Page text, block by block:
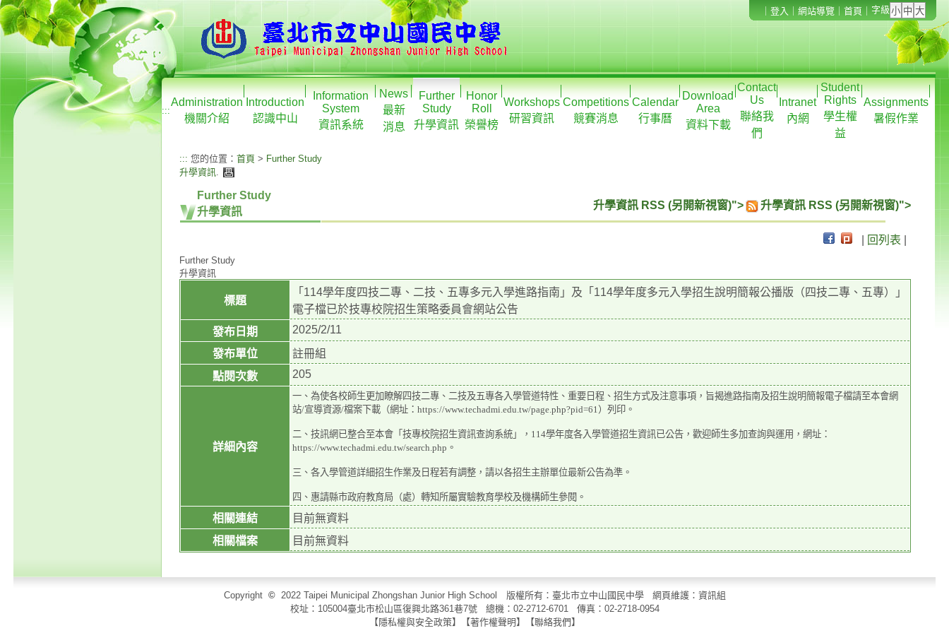
登入 網站導覽 首頁 字級
:::
Administration
機關介紹
Introduction
認識中山
Information
System
資訊系統
News
最新
消息
Further
Study
升學資訊
Honor
Roll
榮譽榜
Workshops
研習資訊
Competitions
競賽消息
Calendar
行事曆
Download
Area
資料下載
Contact
Us
聯絡我
們
Intranet
內網
Student
Rights
學生權
益
Assignments
暑假作業
::: 您的位置： 首頁 > Further Study
升學資訊.
Further Study
升學資訊
升學資訊 RSS (另開新視窗)"> 升學資訊 RSS (另開新視窗)">
回列表
Further Study
升學資訊
標題
「114學年度四技二專、二技、五專多元入學進路指南」及「114學年度多元入學招生說明簡報公播版（四技二專、五專）」
電子檔已於技專校院招生策略委員會網站公告
發布日期
2025/2/11
發布單位
註冊組
點閱次數
205
詳細內容
一、為使各校師生更加瞭解四技二專、二技及五專各入學管道特性、重要日程、招生方式及注意事項，旨揭進路指南及招生說明簡報電子檔請至本會網
站/宣導資源/檔案下載 （網址：https://www.techadmi.edu.tw/page.php?pid=61）列印。
二、技訊網已整合至本會「技專校院招生資訊查詢系統」，114學年度各入學管道招生資訊已公告，歡迎師生多加查詢與運用，網址：
https://www.techadmi.edu.tw/search.php。
三、各入學管道詳細招生作業及日程若有調整，請以各招生主辦單位最新公告為準。
四、惠請縣市政府教育局（處）轉知所屬實驗教育學校及機構師生參閱。
相關連結
目前無資料
相關檔案
目前無資料
Copyright © 2022 Taipei Municipal Zhongshan Junior High School 版權所有：臺北市立中山國民中學 網頁維護：資訊組
校址：105004臺北市松山區復興北路361巷7號 總機：02-2712-6701 傳真： 02-2718-0954
【隱私權與安全政策】【著作權聲明 】 【聯絡我們 】